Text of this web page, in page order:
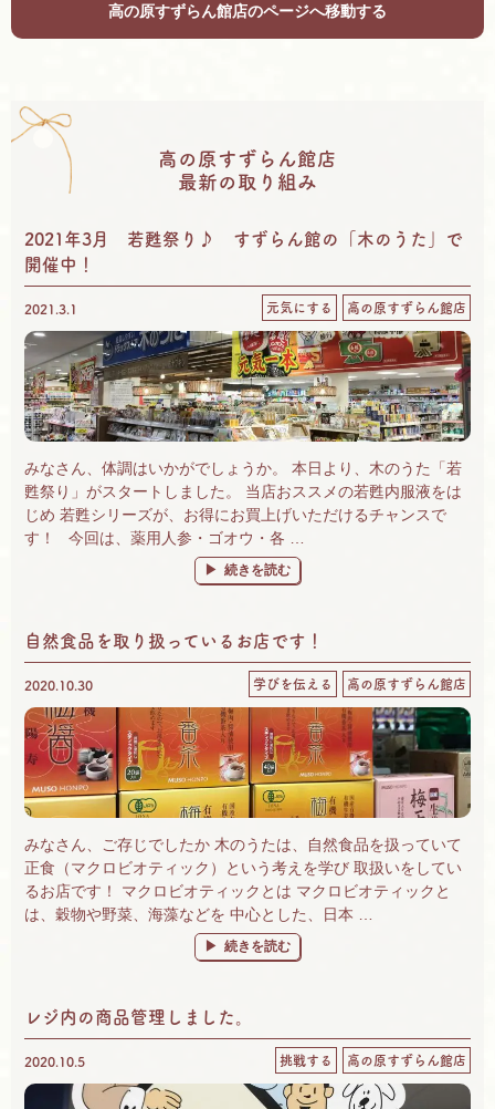
高の原すずらん館店のページへ移動する
高の原すずらん館店
最新の取り組み
2021年3月 若甦祭り♪ すずらん館の「木のうた」で
開催中！
2021.3.1 元気にする 高の原すずらん館店
みなさん、体調はいかがでしょうか。 本日より、木のうた「若
甦祭り」がスタートしました。 当店おススメの若甦内服液をは
じめ 若甦シリーズが、お得にお買上げいただけるチャンスで
す！ 今回は、薬用人参・ゴオウ・各 …
“2021年3月 若甦祭り♪ すずらん館の「木
続きを読む
自然食品を取り扱っているお店です！
2020.10.30 学びを伝える 高の原すずらん館店
みなさん、ご存じでしたか 木のうたは、自然食品を扱っていて
正食（マクロビオティック）という考えを学び 取扱いをしてい
るお店です！ マクロビオティックとは マクロビオティックと
は、穀物や野菜、海藻などを 中心とした、日本 …
“自然食品を取り扱っているお店です！” の
続きを読む
レジ内の商品管理しました。
2020.10.5 挑戦する 高の原すずらん館店